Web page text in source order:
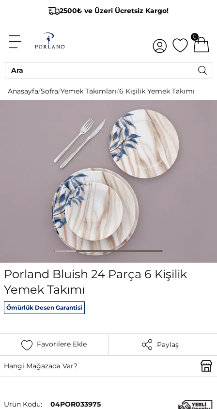
2500₺ ve Üzeri Ücretsiz Kargo!
0
Anasayfa/Sofra/Yemek Takımları/6 Kişilik Yemek Takımı
Porland Bluish 24 Parça 6 Kişilik
Yemek Takımı
Ömürlük Desen Garantisi
Favorilere Ekle Paylaş
Hangi Mağazada Var?
Ürün Kodu:
04POR033975